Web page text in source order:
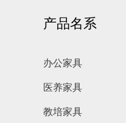
产品名系
办公家具
医养家具
教培家具